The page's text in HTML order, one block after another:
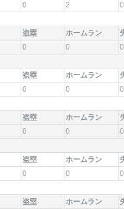
0 2
0
盗塁 ホームラン
0 0
0
盗塁 ホームラン
0 0
0
盗塁 ホームラン
0 0
0
盗塁 ホームラン
0 0
0
盗塁 ホームラン